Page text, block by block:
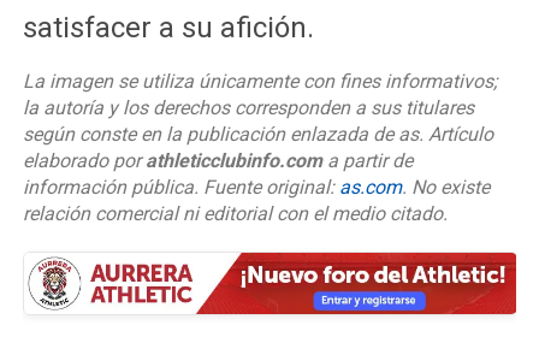
satisfacer a su afición.
La imagen se utiliza únicamente con fines informativos;
la autoría y los derechos corresponden a sus titulares
según conste en la publicación enlazada de as. Artículo
elaborado porathleticclubinfo.coma partir de
información pública. Fuente original: as.com. No existe
relación comercial ni editorial con el medio citado.